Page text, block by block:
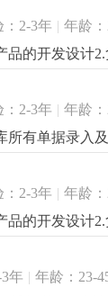
及时按公司
：2-3年 | 年龄
品的开发设计
程岗位要求:1.
灯饰产品设
细...
：2-3年 | 年龄
所有单据录入
数据敏感，有
：2-3年 | 年龄
品的开发设计
程岗位要求:1.
业灯饰产品设
年 | 年龄：23-